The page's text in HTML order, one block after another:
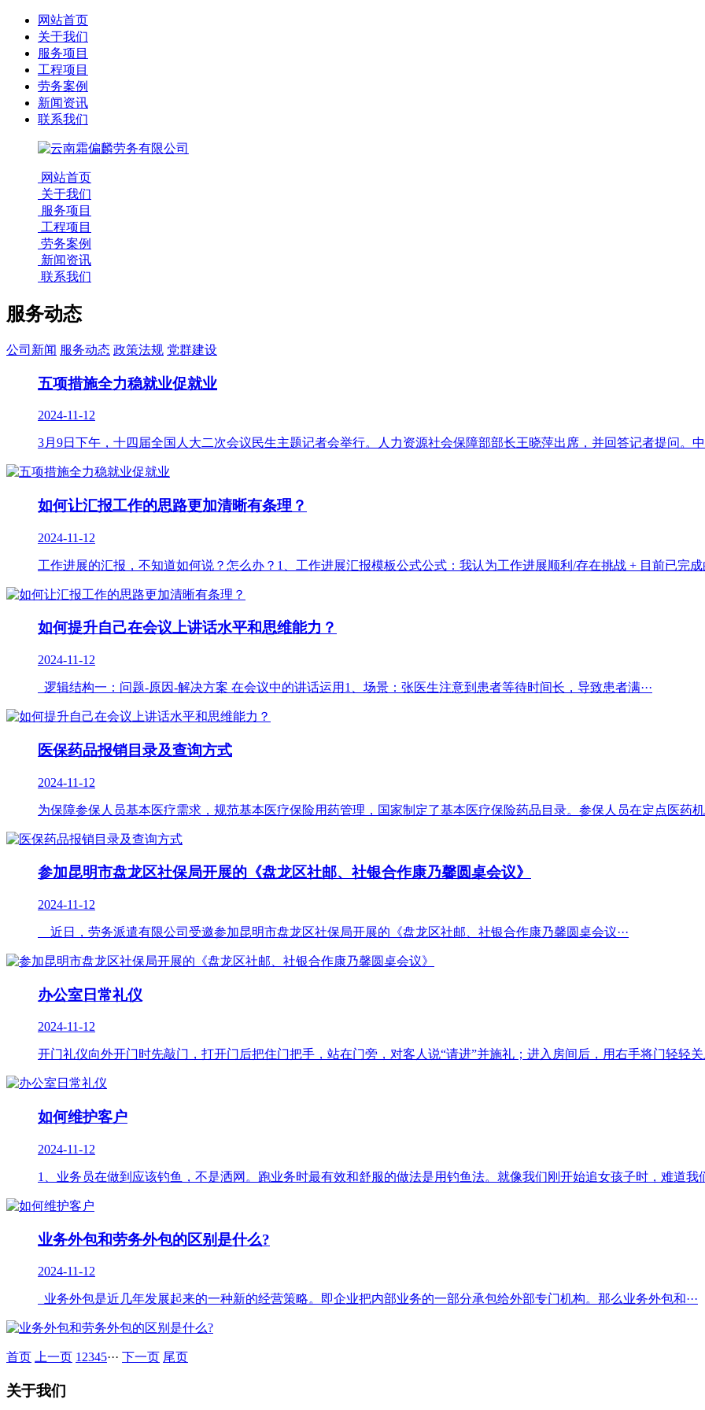
网站首页
关于我们
服务项目
工程项目
劳务案例
新闻资讯
联系我们
网站首页
关于我们
服务项目
工程项目
劳务案例
新闻资讯
联系我们
服务动态
公司新闻 服务动态 政策法规 党群建设
五项措施全力稳就业促就业
2024-11-12
3月9日下午，十四届全国人大二次会议民生主题记者会举行。人力资源社会保障部部长王晓萍出席，并回答记者提问。中
如何让汇报工作的思路更加清晰有条理？
2024-11-12
工作进展的汇报，不知道如何说？怎么办？1、工作进展汇报模板公式公式：我认为工作进展顺利/存在挑战 + 目前已完成
如何提升自己在会议上讲话水平和思维能力？
2024-11-12
逻辑结构一：问题-原因-解决方案 在会议中的讲话运用1、场景：张医生注意到患者等待时间长，导致患者满···
医保药品报销目录及查询方式
2024-11-12
为保障参保人员基本医疗需求，规范基本医疗保险用药管理，国家制定了基本医疗保险药品目录。参保人员在定点医药机
参加昆明市盘龙区社保局开展的《盘龙区社邮、社银合作康乃馨圆桌会议》
2024-11-12
近日，劳务派遣有限公司受邀参加昆明市盘龙区社保局开展的《盘龙区社邮、社银合作康乃馨圆桌会议···
办公室日常礼仪
2024-11-12
开门礼仪向外开门时先敲门，打开门后把住门把手，站在门旁，对客人说“请进”并施礼；进入房间后，用右手将门轻轻关
如何维护客户
2024-11-12
1、业务员在做到应该钓鱼，不是洒网。跑业务时最有效和舒服的做法是用钓鱼法。就像我们刚开始追女孩子时，难道我
业务外包和劳务外包的区别是什么?
2024-11-12
业务外包是近几年发展起来的一种新的经营策略。即企业把内部业务的一部分承包给外部专门机构。那么业务外包和···
首页 上一页 1 2345··· 下一页 尾页
关于我们